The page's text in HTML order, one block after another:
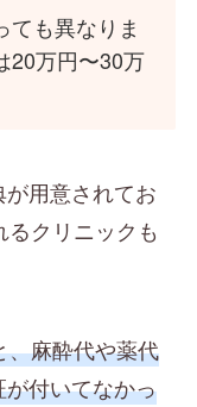
ても異なりま
20万円〜30万
用意されてお
クリニックも
、麻酔代や薬代
付いてなかっ